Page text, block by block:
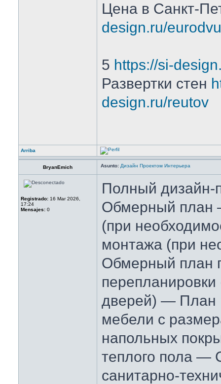
Цена в Санкт-
design.ru/
5 https://si-
Развертки стен
design.ru/reutov
Arriba
BryanEmich Asunto: Дизайн Проектом Интерьера
Registrado: 16 Mar 2026,
17:24
Mensajes: 0
Полный дизайн-
Обмерный план
(при
монтажа (при
Обмерный план
дверей) — План
мебели с
напольных
теплого пола —
санитарно-